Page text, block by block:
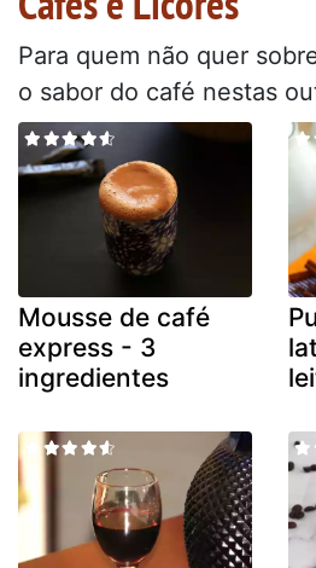
Para quem não quer
o sabor do café nestas
Mousse de café
express - 3
ingredientes